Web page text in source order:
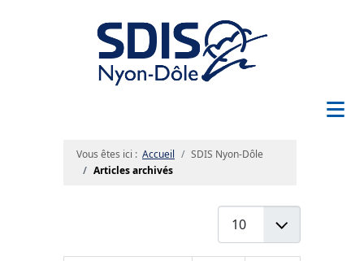
≡
Vous êtes ici : Accueil
SDIS Nyon-Dôle
Articles archivés
Afficher #